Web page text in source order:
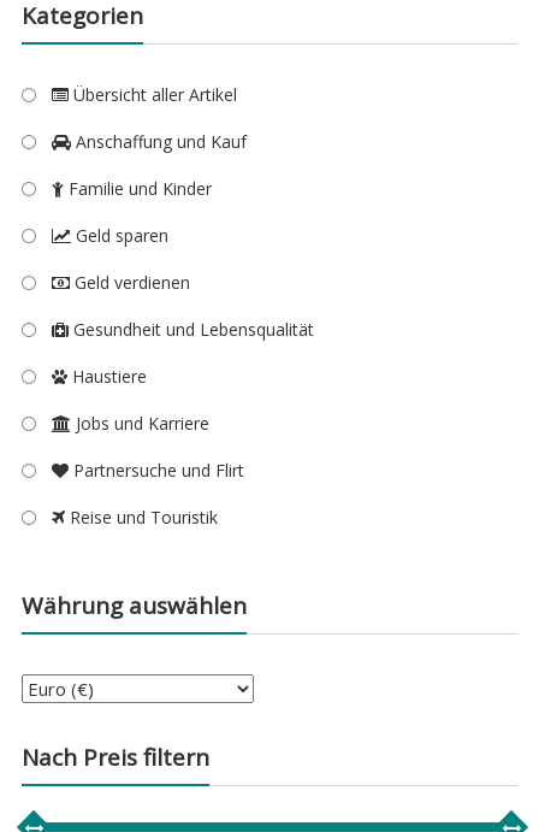
Kategorien
Übersicht aller Artikel
Anschaffung und Kauf
Familie und Kinder
Geld sparen
Geld verdienen
Gesundheit und Lebensqualität
Haustiere
Jobs und Karriere
Partnersuche und Flirt
Reise und Touristik
Währung auswählen
Nach Preis filtern